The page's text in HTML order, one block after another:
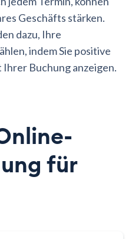
Geschäfts stärken.
dazu, Ihre
indem Sie positive
Buchung anzeigen.
für